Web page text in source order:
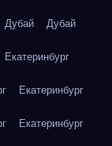
Дубай Дубай
Екатеринбург
Екатеринбург
Екатеринбург